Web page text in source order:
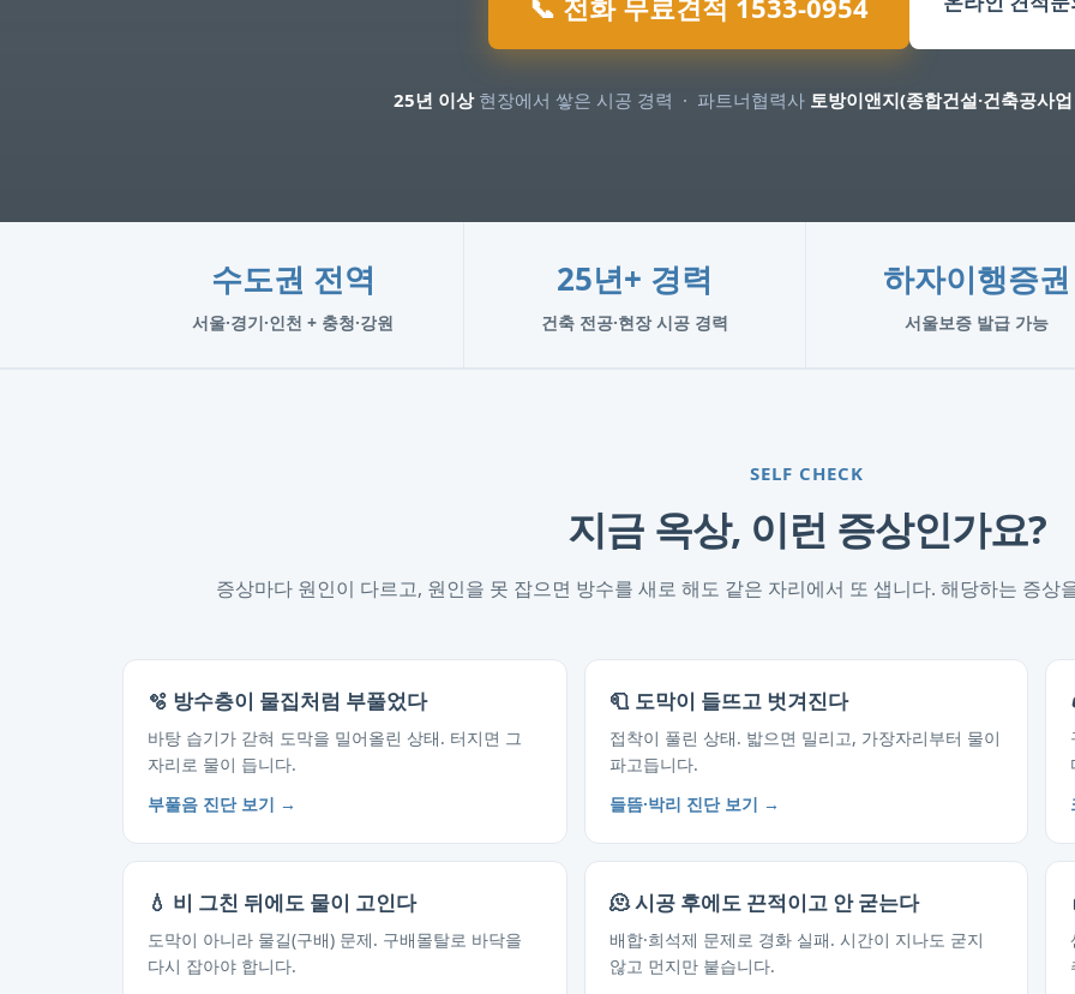
📞 전화 무료견적 1533-0954
25년 이상현장에서 쌓은 시공 경력 · 파트너협력사 토방이앤지(종합건설·건축공사
수도권 전역
서울·경기·인천 + 충청·강원
25년+ 경력
건축 전공·현장 시공 경력
하자이행증권
서울보증 발급 가능
SELF CHECK
지금 옥상, 이런 증상인가요?
증상마다 원인이 다르고, 원인을 못 잡으면 방수를 새로 해도 같은 자리에서 또 샙니다. 해당하는 증상
🫧 방수층이 물집처럼 부풀었다
바탕 습기가 갇혀 도막을 밀어올린 상태. 터지면 그
자리로 물이 듭니다.
부풀음 진단 보기 →
🧻 도막이 들뜨고 벗겨진다
접착이 풀린 상태. 밟으면 밀리고, 가장자리부터 물이
파고듭니다.
들뜸·박리 진단 보기 →
💧 비 그친 뒤에도 물이 고인다
도막이 아니라 물길(구배) 문제. 구배몰탈로 바닥을
다시 잡아야 합니다.
🫠 시공 후에도 끈적이고 안 굳는다
배합·희석제 문제로 경화 실패. 시간이 지나도 굳지
않고 먼지만 붙습니다.